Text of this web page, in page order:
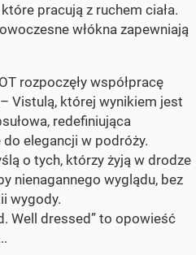
pracują z ruchem ciała.
włókna zapewniają
rozpoczęły współpracę
Vistulą, której wynikiem jest
redefiniująca
elegancji w podróży.
o tych, którzy żyją w drodze
nienagannego wyglądu, bez
wygody.
Well dressed” to opowieść